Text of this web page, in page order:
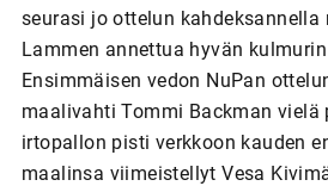
seurasi jo ottelun
Lammen annettua hyvän
Ensimmäisen vedon NuPan
maalivahti Tommi Backman vielä
irtopallon pisti verkkoon kauden
maalinsa viimeistellyt Vesa